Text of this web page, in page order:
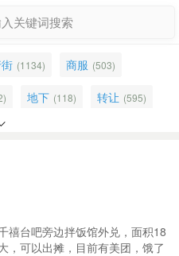
关键词搜索
(1134) 商服 (503)
地下 (118) 转让 (595)
卖 (209) 低价 (242)
禧台吧旁边拌饭馆外兑，面积18
，可以出摊，目前有美团，饿了